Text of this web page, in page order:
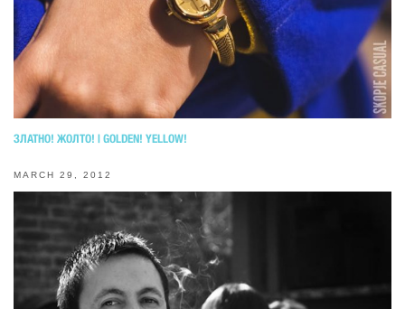
ЗЛАТНО! ЖОЛТО! | GOLDEN! YELLOW!
MARCH 29, 2012